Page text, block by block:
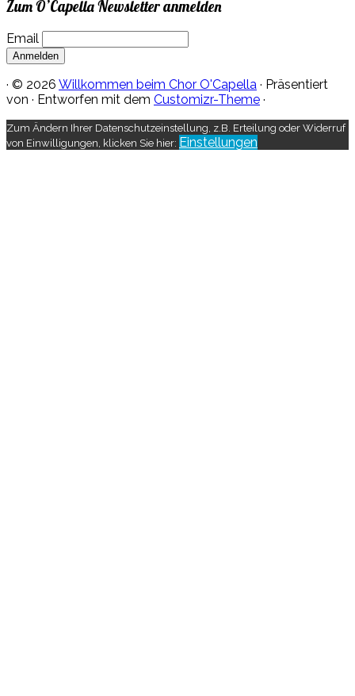
Zum O’Capella Newsletter anmelden
Email
· © 2026 Willkommen beim Chor O'Capella · Präsentiert
von · Entworfen mit dem Customizr-Theme ·
Zum Ändern Ihrer Datenschutzeinstellung, z.B. Erteilung oder Widerruf
von Einwilligungen, klicken Sie hier: Einstellungen